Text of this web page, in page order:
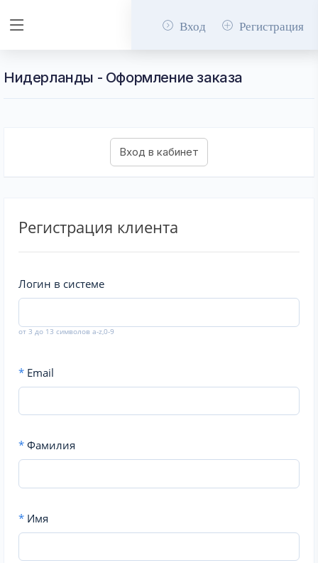
Вход Регистрация
Нидерланды - Оформление заказа
Регистрация клиента
Логин в системе
от 3 до 13 символов a-z,0-9
* Email
* Фамилия
* Имя